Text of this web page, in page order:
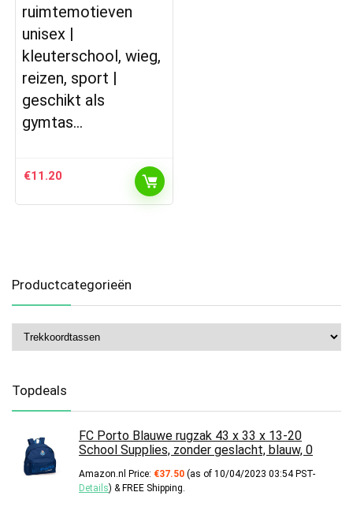
ruimtemotieven
unisex |
kleuterschool, wieg,
reizen, sport |
geschikt als
gymtas…
€11.20
Productcategorieën
Topdeals
FC Porto Blauwe rugzak 43 x 33 x 13-20
School Supplies, zonder geslacht, blauw, 0
Amazon.nl Price: €37.50 (as of 10/04/2023 03:54 PST-
Details) & FREE Shipping.